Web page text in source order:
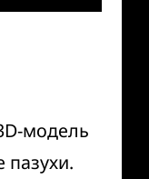
модель
пазухи.